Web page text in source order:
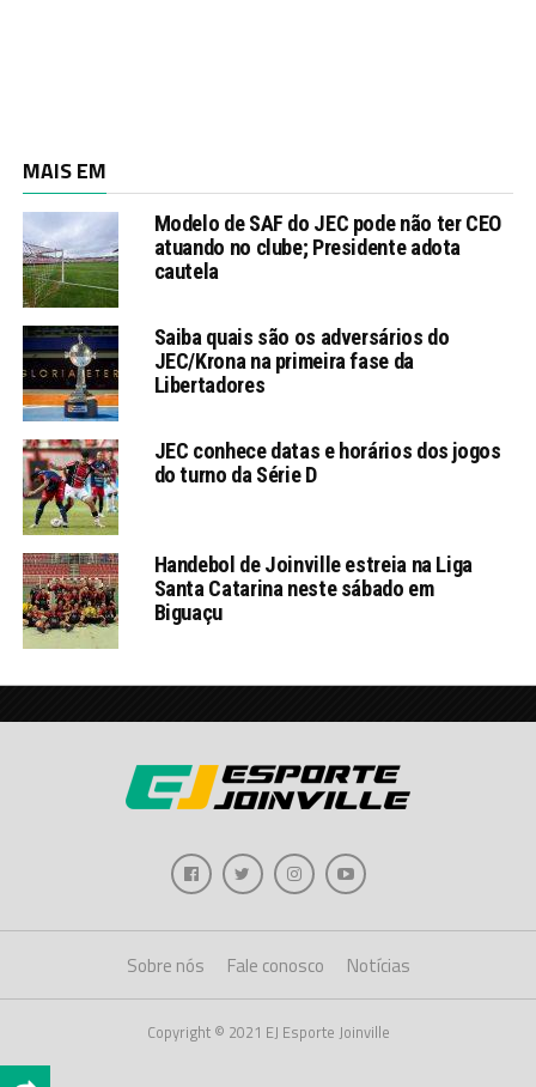
MAIS EM
Modelo de SAF do JEC pode não ter CEO
atuando no clube; Presidente adota
cautela
Saiba quais são os adversários do
JEC/Krona na primeira fase da
Libertadores
JEC conhece datas e horários dos jogos
do turno da Série D
Handebol de Joinville estreia na Liga
Santa Catarina neste sábado em
Biguaçu
Sobre nós Fale conosco Notícias
Copyright © 2021 EJ Esporte Joinville